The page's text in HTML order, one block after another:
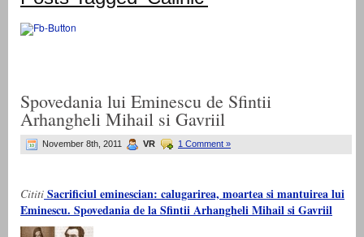
Spovedania lui Eminescu de Sfintii
Arhangheli Mihail si Gavriil
November 8th, 2011 VR 1 Comment »
Cititi Sacrificiul eminescian: calugarirea, moartea si mantuirea lui
Eminescu. Spovedania de la Sfintii Arhangheli Mihail si Gavriil